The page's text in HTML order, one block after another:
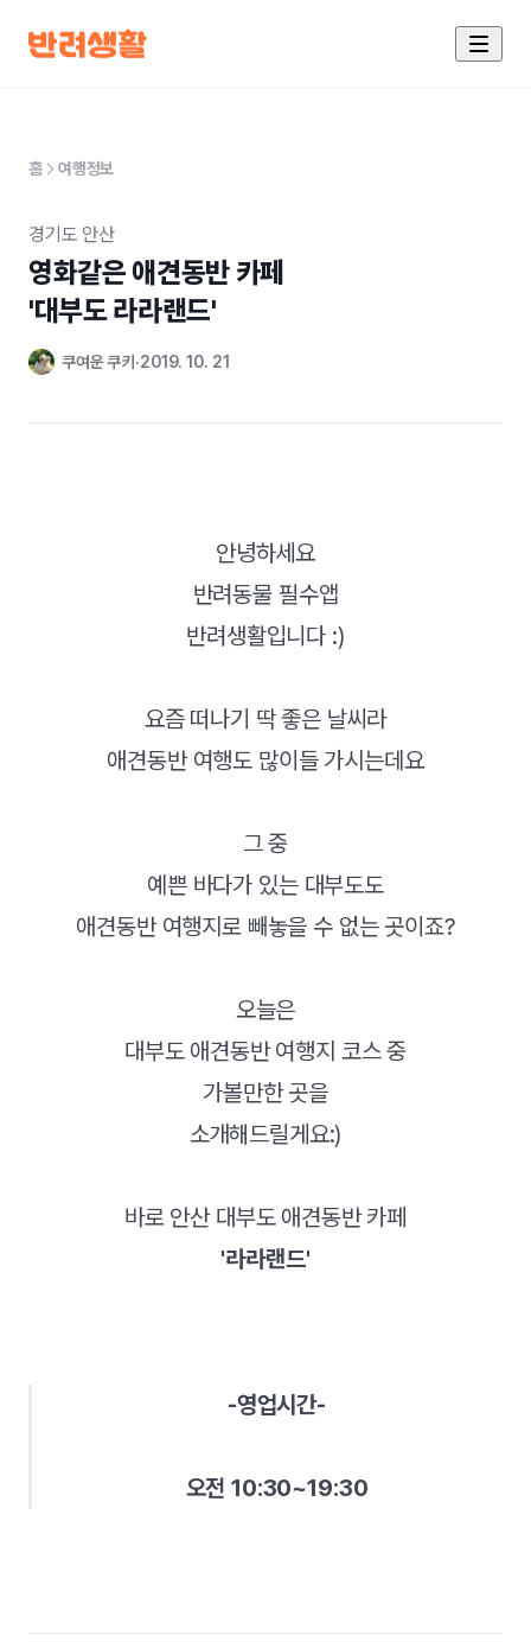
홈 여행정보
경기도 안산
영화같은 애견동반 카페
'대부도 라라랜드'
쿠여운 쿠키 2019. 10. 21
안녕하세요
반려동물 필수앱
반려생활입니다 :)
요즘 떠나기 딱 좋은 날씨라
애견동반 여행도 많이들 가시는데요
그 중
예쁜 바다가 있는 대부도도
애견동반 여행지로 빼놓을 수 없는 곳이죠?
오늘은
대부도 애견동반 여행지 코스 중
가볼만한 곳을
소개해드릴게요:)
바로 안산 대부도 애견동반 카페
'라라랜드'
-영업시간-
오전 10:30~19:30